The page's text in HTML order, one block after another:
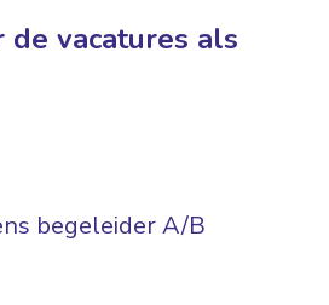
vacatures als
begeleider A/B